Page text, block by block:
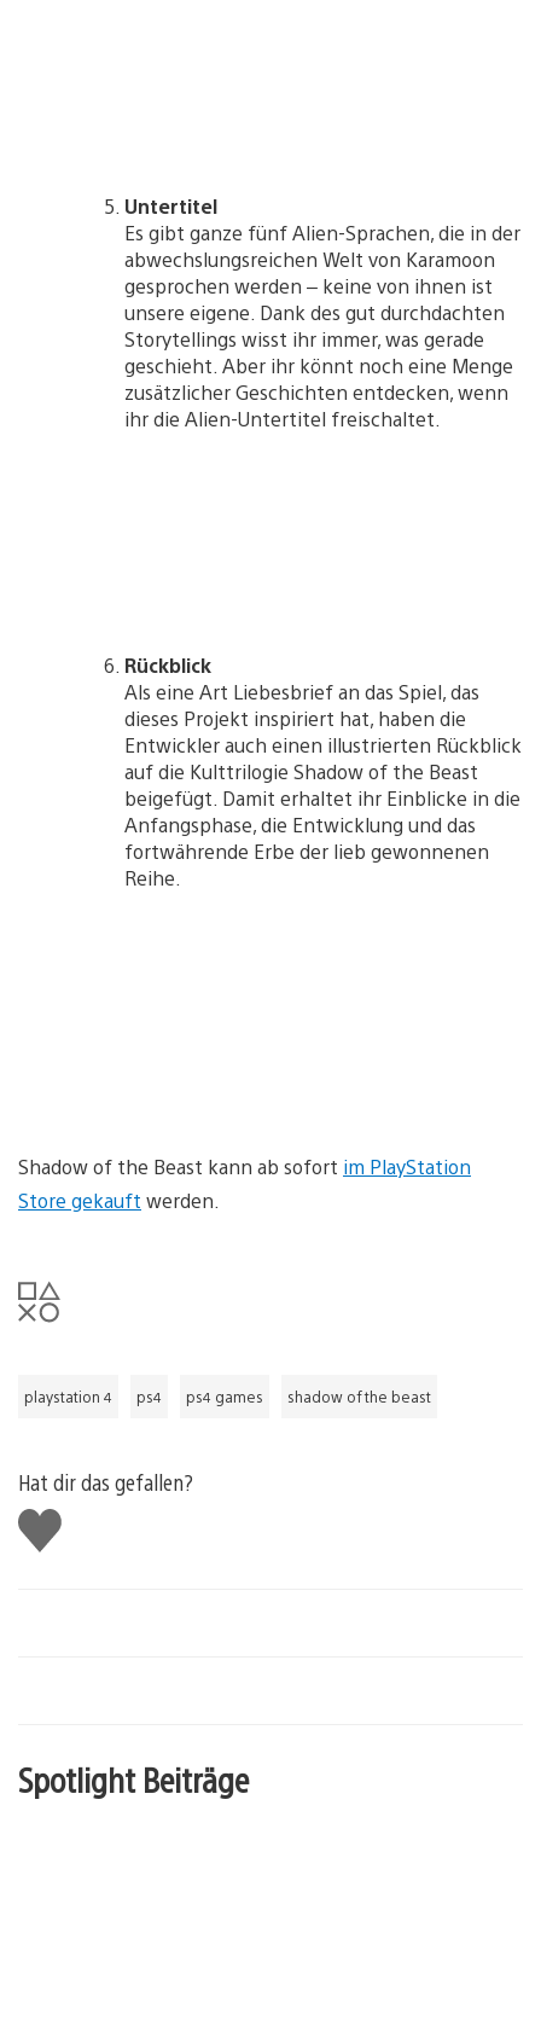
Untertitel
Es gibt ganze fünf Alien-Sprachen, die in der
abwechslungsreichen Welt von Karamoon
gesprochen werden – keine von ihnen ist
unsere eigene. Dank des gut durchdachten
Storytellings wisst ihr immer, was gerade
geschieht. Aber ihr könnt noch eine Menge
zusätzlicher Geschichten entdecken, wenn
ihr die Alien-Untertitel freischaltet.
Rückblick
Als eine Art Liebesbrief an das Spiel, das
dieses Projekt inspiriert hat, haben die
Entwickler auch einen illustrierten Rückblick
auf die Kulttrilogie Shadow of the Beast
beigefügt. Damit erhaltet ihr Einblicke in die
Anfangsphase, die Entwicklung und das
fortwährende Erbe der lieb gewonnenen
Reihe.
Shadow of the Beast kann ab sofort im PlayStation
Store gekauft werden.
playstation 4 ps4 ps4 games shadow of the beast
Hat dir das gefallen?
Gefällt
mir
Spotlight Beiträge